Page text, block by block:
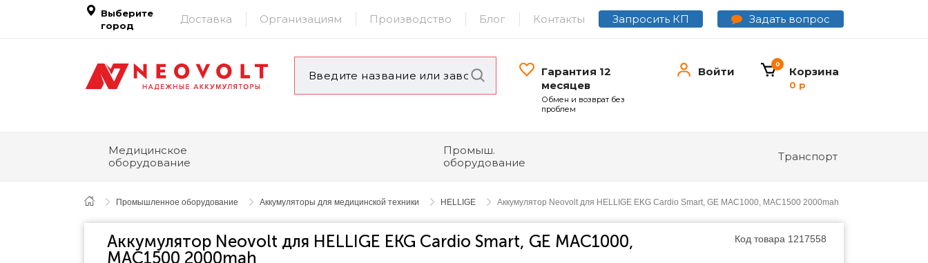
Выберите
город
Доставка Организациям Производство Блог Контакты Запросить КП Задать вопрос
Гарантия 12
месяцев
Обмен и возврат без
проблем
Войти Корзина
0
0 р
Медицинское
оборудование
Промыш.
оборудование
Транспорт
Промышленное оборудование Аккумуляторы для медицинской техники HELLIGE Аккумулятор Neovolt для HELLIGE EKG Cardio Smart, GE MAC1000, MAC1500 2000mah
Аккумулятор Neovolt для HELLIGE EKG Cardio Smart, GE MAC1000,
MAC1500 2000mah
Код товара 1217558